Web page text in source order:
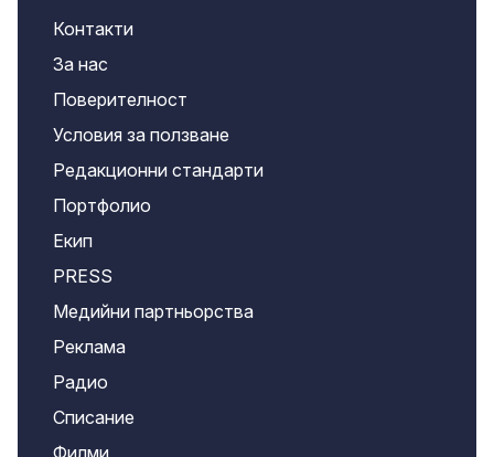
Контакти
За нас
Поверителност
Условия за ползване
Редакционни стандарти
Портфолио
Екип
PRESS
Медийни партньорства
Реклама
Радио
Списание
Филми